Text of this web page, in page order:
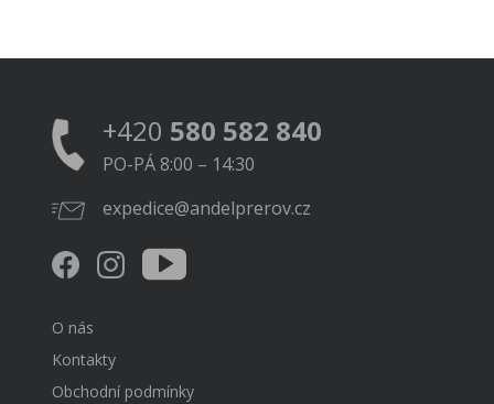
+420 580 582 840
PO-PÁ 8:00 – 14:30
expedice@andelprerov.cz
O nás
Kontakty
Obchodní podmínky